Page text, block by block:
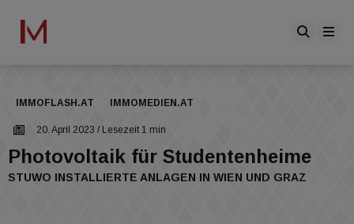
IMMOFLASH.AT IMMOMEDIEN.AT
20. April 2023 / Lesezeit 1 min
Photovoltaik für Studentenheime
STUWO INSTALLIERTE ANLAGEN IN WIEN UND GRAZ